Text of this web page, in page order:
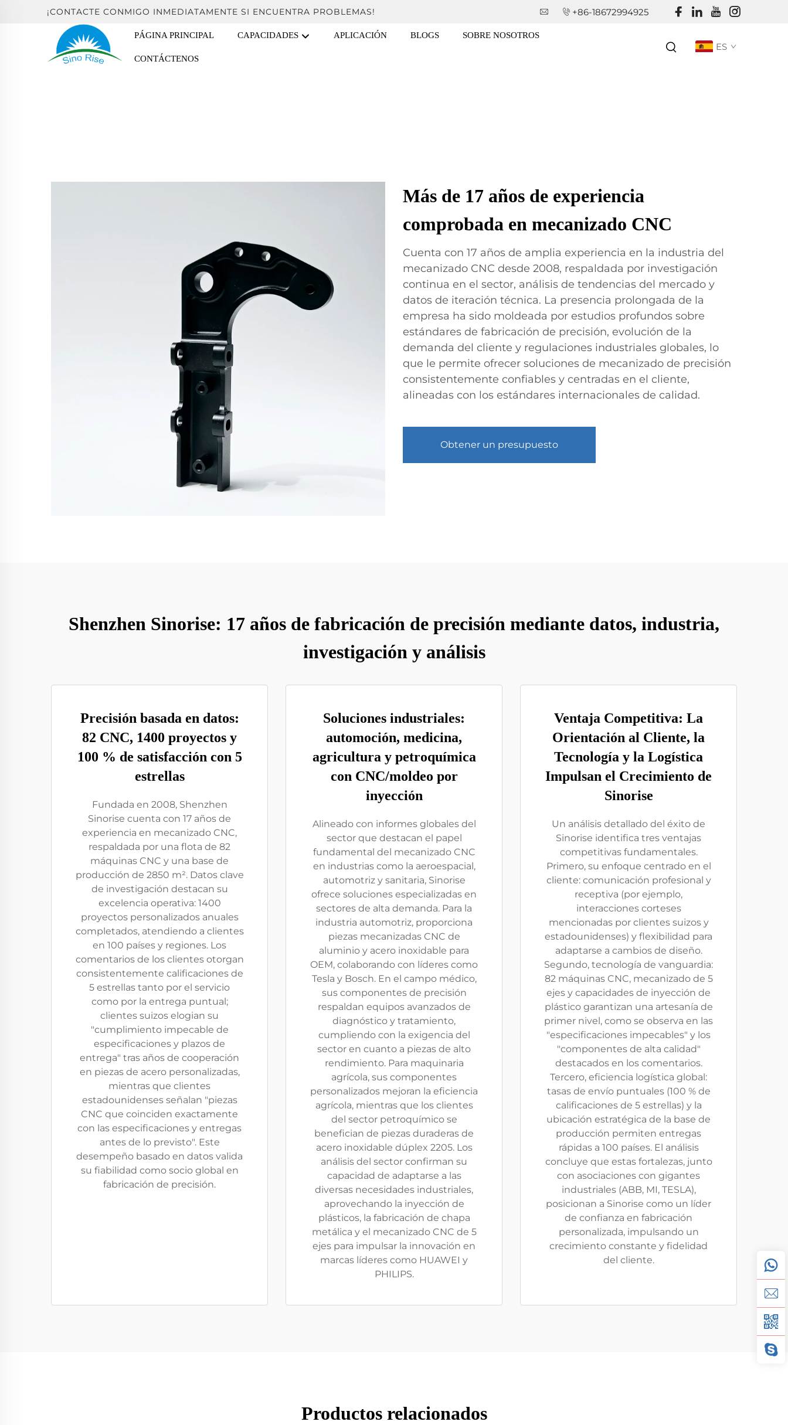
¡CONTACTE CONMIGO INMEDIATAMENTE SI ENCUENTRA PROBLEMAS! +86-18672994925
PÁGINA PRINCIPAL CAPACIDADES APLICACIÓN BLOGS SOBRE NOSOTROS
CONTÁCTENOS
ES
Más de 17 años de experiencia
comprobada en mecanizado CNC
Cuenta con 17 años de amplia experiencia en la industria del
mecanizado CNC desde 2008, respaldada por investigación
continua en el sector, análisis de tendencias del mercado y
datos de iteración técnica. La presencia prolongada de la
empresa ha sido moldeada por estudios profundos sobre
estándares de fabricación de precisión, evolución de la
demanda del cliente y regulaciones industriales globales, lo
que le permite ofrecer soluciones de mecanizado de precisión
consistentemente confiables y centradas en el cliente,
alineadas con los estándares internacionales de calidad.
Obtener un presupuesto
Shenzhen Sinorise: 17 años de fabricación de precisión mediante datos, industria,
investigación y análisis
Precisión basada en datos:
82 CNC, 1400 proyectos y
100 % de satisfacción con 5
estrellas
Fundada en 2008, Shenzhen
Sinorise cuenta con 17 años de
experiencia en mecanizado CNC,
respaldada por una flota de 82
máquinas CNC y una base de
producción de 2850 m². Datos clave
de investigación destacan su
excelencia operativa: 1400
proyectos personalizados anuales
completados, atendiendo a clientes
en 100 países y regiones. Los
comentarios de los clientes otorgan
consistentemente calificaciones de
5 estrellas tanto por el servicio
como por la entrega puntual;
clientes suizos elogian su
"cumplimiento impecable de
especificaciones y plazos de
entrega" tras años de cooperación
en piezas de acero personalizadas,
mientras que clientes
estadounidenses señalan "piezas
CNC que coinciden exactamente
con las especificaciones y entregas
antes de lo previsto". Este
desempeño basado en datos valida
su fiabilidad como socio global en
fabricación de precisión.
Soluciones industriales:
automoción, medicina,
agricultura y petroquímica
con CNC/moldeo por
inyección
Alineado con informes globales del
sector que destacan el papel
fundamental del mecanizado CNC
en industrias como la aeroespacial,
automotriz y sanitaria, Sinorise
ofrece soluciones especializadas en
sectores de alta demanda. Para la
industria automotriz, proporciona
piezas mecanizadas CNC de
aluminio y acero inoxidable para
OEM, colaborando con líderes como
Tesla y Bosch. En el campo médico,
sus componentes de precisión
respaldan equipos avanzados de
diagnóstico y tratamiento,
cumpliendo con la exigencia del
sector en cuanto a piezas de alto
rendimiento. Para maquinaria
agrícola, sus componentes
personalizados mejoran la eficiencia
agrícola, mientras que los clientes
del sector petroquímico se
benefician de piezas duraderas de
acero inoxidable dúplex 2205. Los
análisis del sector confirman su
capacidad de adaptarse a las
diversas necesidades industriales,
aprovechando la inyección de
plásticos, la fabricación de chapa
metálica y el mecanizado CNC de 5
ejes para impulsar la innovación en
marcas líderes como HUAWEI y
PHILIPS.
Ventaja Competitiva: La
Orientación al Cliente, la
Tecnología y la Logística
Impulsan el Crecimiento de
Sinorise
Un análisis detallado del éxito de
Sinorise identifica tres ventajas
competitivas fundamentales.
Primero, su enfoque centrado en el
cliente: comunicación profesional y
receptiva (por ejemplo,
interacciones corteses
mencionadas por clientes suizos y
estadounidenses) y flexibilidad para
adaptarse a cambios de diseño.
Segundo, tecnología de vanguardia:
82 máquinas CNC, mecanizado de 5
ejes y capacidades de inyección de
plástico garantizan una artesanía de
primer nivel, como se observa en las
"especificaciones impecables" y los
"componentes de alta calidad"
destacados en los comentarios.
Tercero, eficiencia logística global:
tasas de envío puntuales (100 % de
calificaciones de 5 estrellas) y la
ubicación estratégica de la base de
producción permiten entregas
rápidas a 100 países. El análisis
concluye que estas fortalezas, junto
con asociaciones con gigantes
industriales (ABB, MI, TESLA),
posicionan a Sinorise como un líder
de confianza en fabricación
personalizada, impulsando un
crecimiento constante y fidelidad
del cliente.
Productos relacionados